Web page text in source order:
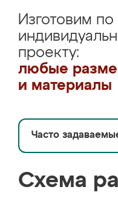
Изготовим по
проекту:
любые
и материалы
Часто
Схема